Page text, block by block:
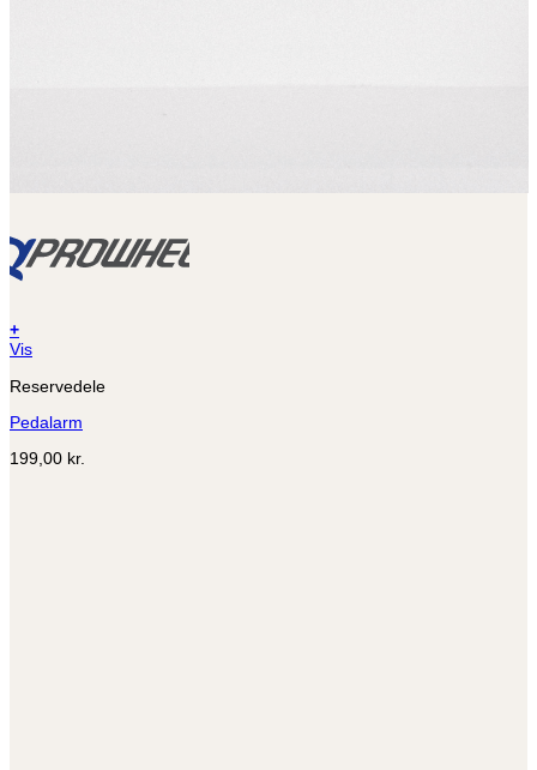
+
Dette
har
varianter.
kan
Vis
Reservedele
Pedalarm
199,00 kr.